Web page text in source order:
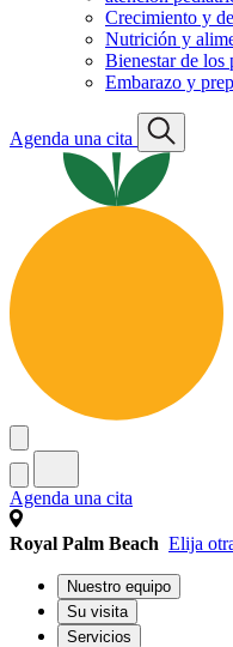
Crecimiento y
Nutrición y
Bienestar de los
Embarazo y
Agenda una cita
Agenda una cita
Royal Palm Beach Elija
Nuestro equipo
Su visita
Servicios